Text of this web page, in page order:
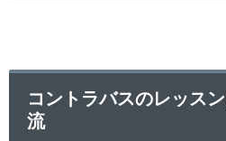
コントラバスのレッス
流